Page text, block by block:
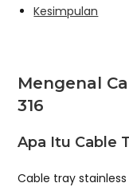
Kesimpulan
Mengenal
316
Apa Itu Cable
Cable tray